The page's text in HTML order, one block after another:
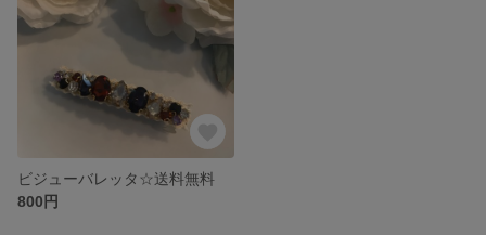
ビジューバレッタ☆送料無料
800円